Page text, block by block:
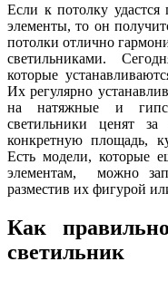
Если к потолку удастся
элементы, то он
потолки отлично
светильниками.
которые
Их регулярно
на натяжные и
светильники ценят
конкретную площадь,
Есть модели, которые
элементам, можно
разместив их фигурой
Как
светильник